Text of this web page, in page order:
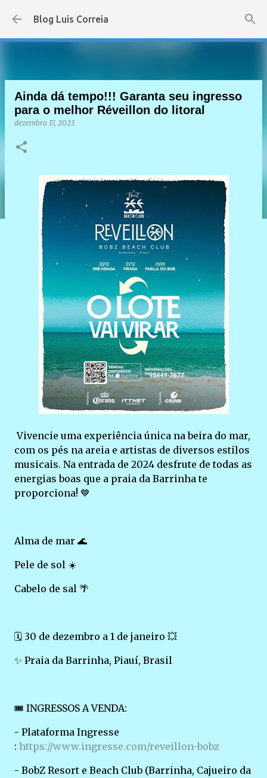
Pular para o conteúdo principal
Blog Luis Correia
Ainda dá tempo!!! Garanta seu ingresso
para o melhor Réveillon do litoral
dezembro 17, 2023
Vivencie uma experiência única na beira do mar,
com os pés na areia e artistas de diversos estilos
musicais. Na entrada de 2024 desfrute de todas as
energias boas que a praia da Barrinha te
proporciona! 💙
Alma de mar 🌊
Pele de sol ☀️
Cabelo de sal 🌴
🗓️ 30 de dezembro a 1 de janeiro 💥
✨ Praia da Barrinha, Piauí, Brasil
🎟️ INGRESSOS A VENDA:
- Plataforma Ingresse
: https://www.ingresse.com/reveillon-bobz
- BobZ Resort e Beach Club (Barrinha, Cajueiro da